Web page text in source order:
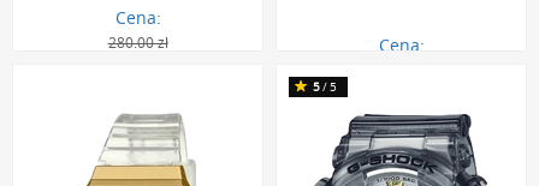
Cena:
280.00 zł
Cena:
5/5